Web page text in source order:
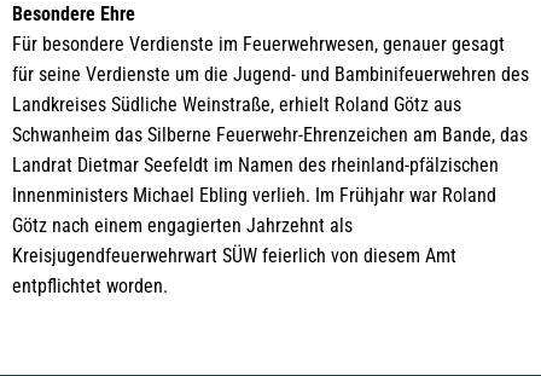
Besondere Ehre
Für besondere Verdienste im Feuerwehrwesen, genauer gesagt
für seine Verdienste um die Jugend- und Bambinifeuerwehren des
Landkreises Südliche Weinstraße, erhielt Roland Götz aus
Schwanheim das Silberne Feuerwehr-Ehrenzeichen am Bande, das
Landrat Dietmar Seefeldt im Namen des rheinland-pfälzischen
Innenministers Michael Ebling verlieh. Im Frühjahr war Roland
Götz nach einem engagierten Jahrzehnt als
Kreisjugendfeuerwehrwart SÜW feierlich von diesem Amt
entpflichtet worden.